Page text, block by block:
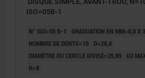
ISO=05B-1
N° ISO=05 B-1
GRADUATION EN MM=8,0 X
NOMBRE DE DENTS=10
D=28,4
DIAMÈTRE DU CERCLE DIVISÉ=25,89
D3
R=8